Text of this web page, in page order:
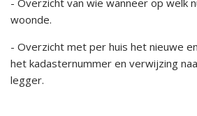
- Overzicht van wie wanneer op welk
woonde.
- Overzicht met per huis het nieuwe
het kadasternummer en verwijzing
legger.